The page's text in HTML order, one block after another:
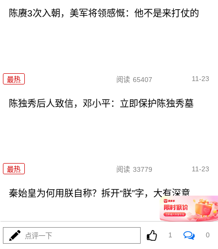
陈赓3次入朝，美军将领感慨：他不是来打仗的
最热 阅读 65407 11-23
陈独秀后人致信，邓小平：立即保护陈独秀墓
最热 阅读 33779 11-23
秦始皇为何用朕自称？拆开“朕”字，大有深意
点评一下 1 0